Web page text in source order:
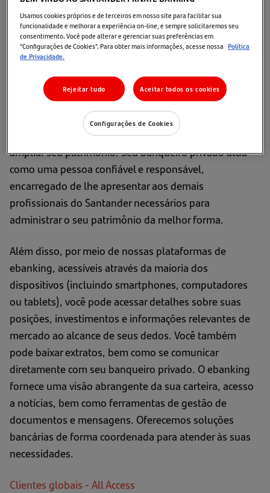
No Santander Private Banking International,
colocamos todos os nossos recursos à sua disposição
Nossos banqueiros se comprometem a conhecer suas
necessidades à medida que elas evoluem, oferecendo
a orientação e os serviços para lhe ajudar a manter e
ampliar seu patrimônio. Seu banqueiro privado atua
como uma pessoa confiável e responsável,
encarregado de lhe apresentar aos demais
profissionais do Santander necessários para
administrar o seu patrimônio da melhor forma.
Além disso, por meio de nossas plataformas de
ebanking, acessíveis através da maioria dos
dispositivos (incluindo smartphones, computadores
ou tablets), você pode acessar detalhes sobre suas
posições, investimentos e informações relevantes de
mercado ao alcance de seus dedos. Você também
pode baixar extratos, bem como se comunicar
diretamente com seu banqueiro privado. O ebanking
fornece uma visão abrangente da sua carteira, acesso
a notícias, bem como ferramentas de gestão de
documentos e mensagens. Oferecemos soluções
bancárias de forma coordenada para atender às suas
necessidades.
Clientes globais - All Access
Usamos cookies próprios e de terceiros em nosso site para facilitar sua
funcionalidade e melhorar a experiência on-line, e sempre solicitaremos seu
consentimento. Você pode alterar e gerenciar suas preferências em
“Configurações de Cookies”. Para obter mais informações, acesse nossa Política
de Privacidade.
Rejeitar tudo Aceitar todos os cookies
Configurações de Cookies